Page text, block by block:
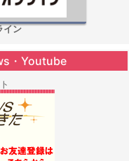
イン
・Youtube